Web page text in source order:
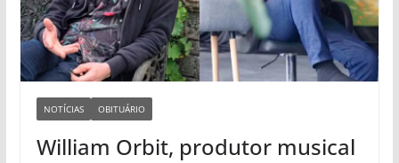
NOTÍCIAS OBITUÁRIO
William Orbit, produtor musical